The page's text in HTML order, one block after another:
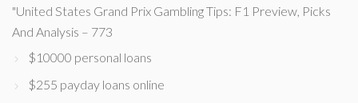
"United States Grand Prix Gambling Tips: F1 Preview, Picks
And Analysis – 773
$10000 personal loans
$255 payday loans online